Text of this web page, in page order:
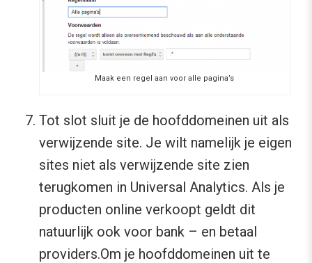
Maak een regel aan voor alle pagina’s
Tot slot sluit je de hoofddomeinen uit als
verwijzende site. Je wilt namelijk je eigen
sites niet als verwijzende site zien
terugkomen in Universal Analytics. Als je
producten online verkoopt geldt dit
natuurlijk ook voor bank – en betaal
providers.Om je hoofddomeinen uit te